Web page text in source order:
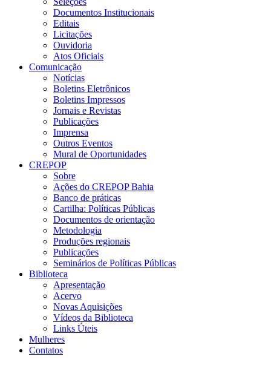
Documentos Institucionais
Editais
Licitações
Ouvidoria
Atos Oficiais
Comunicação
Notícias
Boletins Eletrônicos
Boletins Impressos
Jornais e Revistas
Publicações
Imprensa
Outros Eventos
Mural de Oportunidades
CREPOP
Sobre
Ações do CREPOP Bahia
Banco de práticas
Cartilha: Políticas Públicas
Documentos de orientação
Metodologia
Produções regionais
Publicações
Seminários de Políticas Públicas
Biblioteca
Apresentação
Acervo
Novas Aquisições
Vídeos da Biblioteca
Links Úteis
Mulheres
Contatos